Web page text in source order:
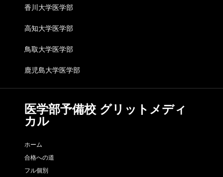
香川大学医学部
高知大学医学部
鳥取大学医学部
鹿児島大学医学部
医学部予備校 グリットメディ
カル
ホーム
合格への道
フル個別